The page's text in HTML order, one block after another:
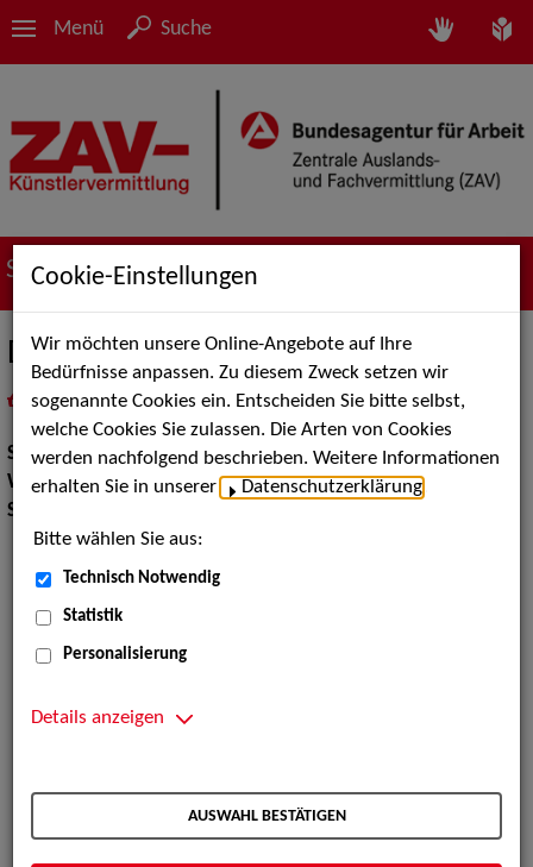
Menü Suche
Suche nach Künstler*innen
Daniel Eichinger
als PDF speichern
inMeine Merklistelegen
Show:Walk Acts Animation
Walk Acts Animation:Tischzauberei
Show Acts:
Cookie-Einstellungen
Wir möchten unsere Online-Angebote auf Ihre
Bedürfnisse anpassen. Zu diesem Zweck setzen wir
sogenannte Cookies ein. Entscheiden Sie bitte selbst,
welche Cookies Sie zulassen. Die Arten von Cookies
werden nachfolgend beschrieben. Weitere Informationen
erhalten Sie in unserer
Datenschutzerklärung
Bitte wählen Sie aus:
Technisch Notwendig
Statistik
Personalisierung
Details anzeigen
AUSWAHL BESTÄTIGEN